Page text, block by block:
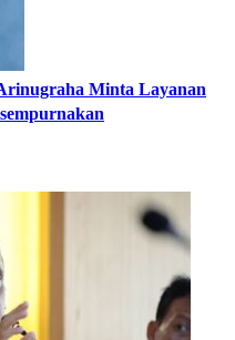
Minta Layanan